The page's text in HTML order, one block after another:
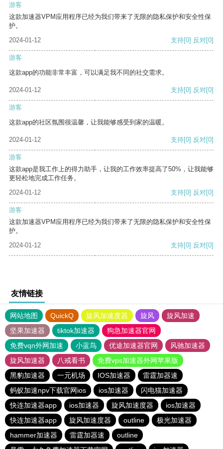
游客
这款加速器VPM应用程序已经为我们带来了无限的隐私保护和安全性保
护。
2024-01-12
支持[0] 反对[0]
游客
这款app的功能非常丰富，可以满足我不同的社交需求。
2024-01-12 支持[0] 反对[0]
游客
这款app的社区氛围很温馨，让我能够感受到家的温暖。
2024-01-12 支持[0] 反对[0]
游客
这款app是我工作上的得力助手，让我的工作效率提高了50%，让我能够
更轻松地完成工作任务。
2024-01-12
支持[0] 反对[0]
游客
这款加速器VPM应用程序已经为我们带来了无限的隐私保护和安全性保
护。
2024-01-12
支持[0] 反对[0]
友情链接
网站地图 QuickQ 旋风加速度器 旋风
旋风加速
坚果加速器
tiktok加速器
狗急加速器官网
免费vqn外网加速
小蓝鸟 优途加速器官网
风驰加速器
旋风加速器
八戒看书
免费vps加速器外网苹果版
黑豹加速器
一元机场 IOS加速器
雷霆加器速
蚂蚁加速npv下载官网ios
ios加速器
闪电猫加速器
快连加速器app
ios加速器 旋风加速度器
ios加速器
快连加速器app
旋风加速度器 outline
极光加速器
hammer加速器
雷霆加器速
outline